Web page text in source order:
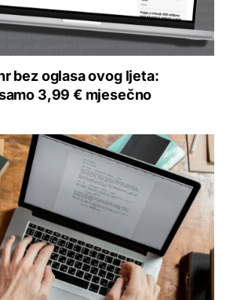
bez oglasa ovog ljeta:
3,99 € mjesečno